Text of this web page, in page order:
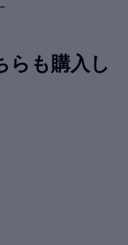
らも購入し